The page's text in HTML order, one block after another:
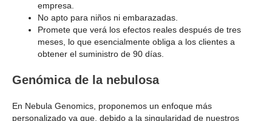
empresa.
No apto para niños ni embarazadas.
Promete que verá los efectos reales después de tres
meses, lo que esencialmente obliga a los clientes a
obtener el suministro de 90 días.
Genómica de la nebulosa
En Nebula Genomics, proponemos un enfoque más
personalizado ya que, debido a la singularidad de nuestros